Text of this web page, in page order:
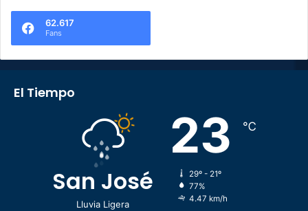
62.617
Fans
El Tiempo
San José
Lluvia Ligera
23 ℃
29º - 21º
77%
4.47 km/h